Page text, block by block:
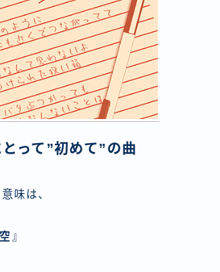
って”初めて”の曲
味は、
』